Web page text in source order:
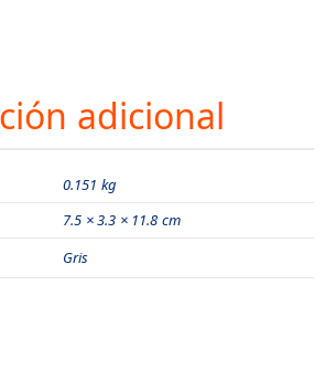
adicional
0.151 kg
7.5 × 3.3 × 11.8 cm
Gris